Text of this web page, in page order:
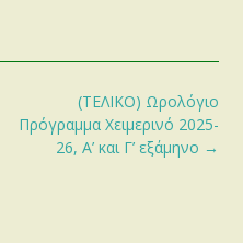
(ΤΕΛΙΚΟ) Ωρολόγιο
Πρόγραμμα Χειμερινό 2025-
26, Α’ και Γ’ εξάμηνο →